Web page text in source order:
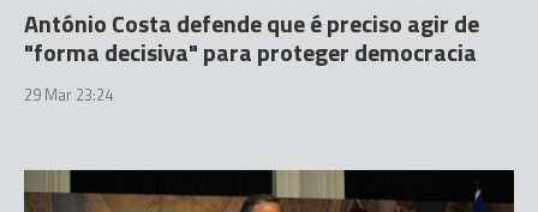
António Costa defende que é preciso agir de
"forma decisiva" para proteger democracia
29 Mar 23:24